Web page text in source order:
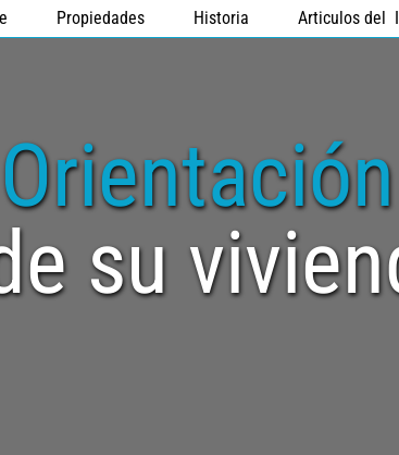
Propiedades Historia Articulos del
Orientación
su